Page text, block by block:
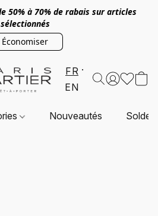
50% à 70% de rabais sur articles
sélectionnés
Économiser
FR
EN
Nouveautés Soldes